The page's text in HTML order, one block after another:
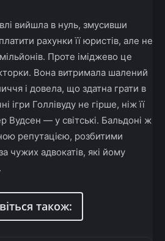
вийшла в нуль, змусивши
рахунки її юристів, але не
Проте іміджево це
Вона витримала шалений
і довела, що здатна грати в
ігри Голлівуду не гірше, ніж її
Вудсен — у світські. Бальдоні ж
репутацією, розбитими
чужих адвокатів, які йому
також: